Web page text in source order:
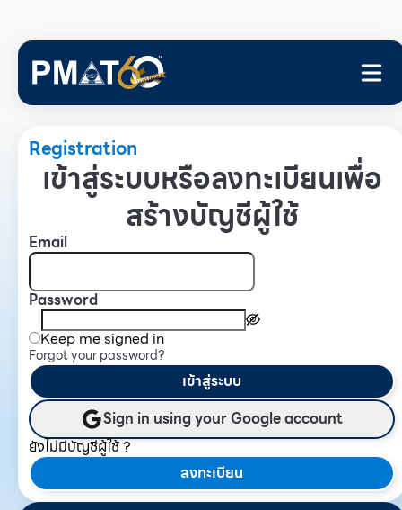
Registration
เข้าสู่ระบบหรือลงทะเบียนเพื่อ
สร้างบัญชีผู้ใช้
Email
Password
Keep me signed in
Forgot your password?
เข้าสู่ระบบ
Sign in using your Google account
ยังไม่มีบัญชีผู้ใช้ ?
ลงทะเบียน